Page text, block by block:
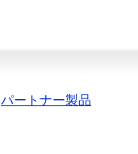
パートナー製品